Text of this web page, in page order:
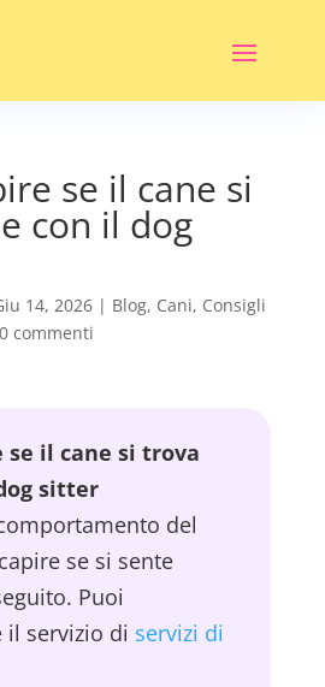
se il cane si
con il dog
14, 2026| Blog, Cani, Consigli
0 commenti
se il cane si trova
sitter
del
se si sente
Puoi
servizio di servizi di